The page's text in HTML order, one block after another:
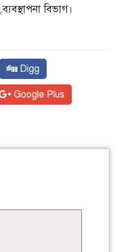
বিভাগ।
Digg
Google Plus